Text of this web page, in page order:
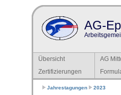
AG-
Übersicht AG
Zertifizierungen
Jahrestagungen 2023